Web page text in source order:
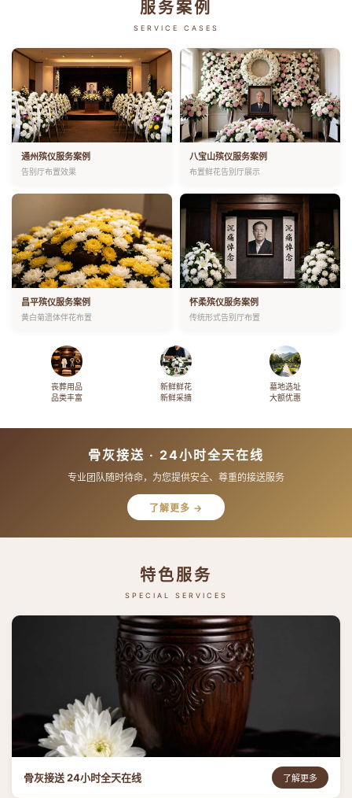
服务案例
SERVICE CASES
通州殡仪服务案例
告别厅布置效果
八宝山殡仪服务案例
布置鲜花告别厅展示
昌平殡仪服务案例
黄白菊遗体伴花布置
怀柔殡仪服务案例
传统形式告别厅布置
丧葬用品
品类丰富
新鲜鲜花
新鲜采摘
墓地选址
大额优惠
骨灰接送 · 24小时全天在线
专业团队随时待命，为您提供安全、尊重的接送服务
了解更多 →
特色服务
SPECIAL SERVICES
骨灰接送 24小时全天在线 了解更多